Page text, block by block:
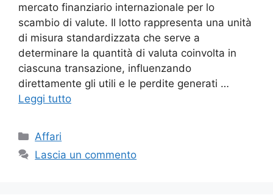
mercato finanziario internazionale per lo
scambio di valute. Il lotto rappresenta una unità
di misura standardizzata che serve a
determinare la quantità di valuta coinvolta in
ciascuna transazione, influenzando
direttamente gli utili e le perdite generati …
Leggi tutto
Categorie
Affari
Lascia un commento